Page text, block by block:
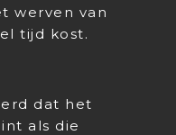
werven van
tijd kost.
dat het
als die